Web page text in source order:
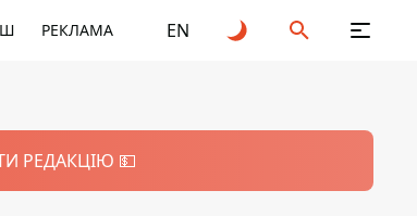
РЕКЛАМА EN
РЕДАКЦІЮ 💵